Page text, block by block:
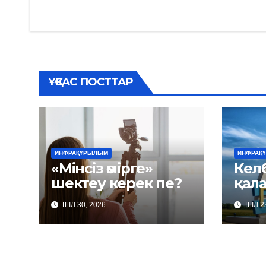
ҰҚСАС ПОСТТАР
ИНФРАҚҰРЫЛЫМ
«Мінсіз өмірге»
шектеу керек пе?
ШІЛ 30, 2026 ШІЛ